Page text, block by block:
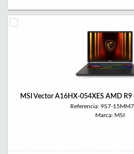
MSI Vector A16HX-054XES AMD
Referencia: 9S7-
Marca: MSI